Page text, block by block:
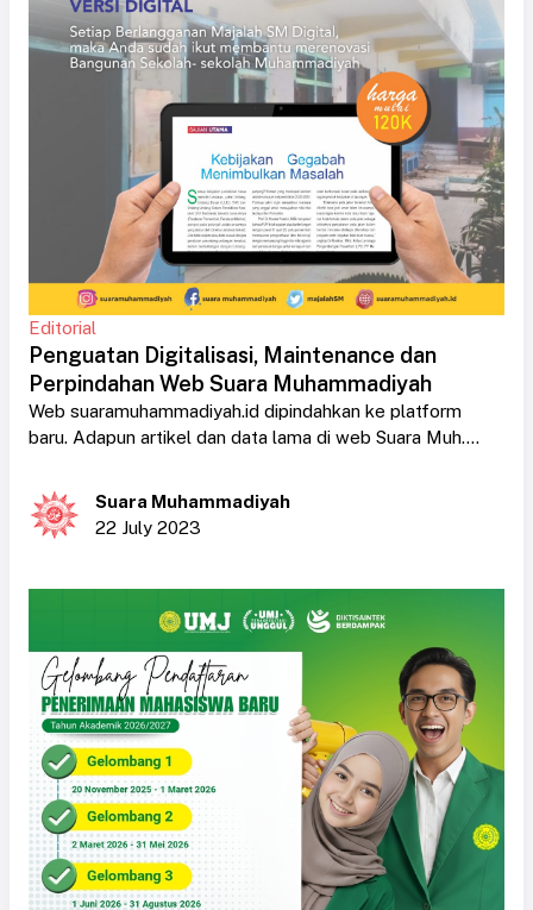
Editorial
Penguatan Digitalisasi, Maintenance dan
Perpindahan Web Suara Muhammadiyah
Web suaramuhammadiyah.id dipindahkan ke platform
baru. Adapun artikel dan data lama di web Suara Muh....
Suara Muhammadiyah
22 July 2023